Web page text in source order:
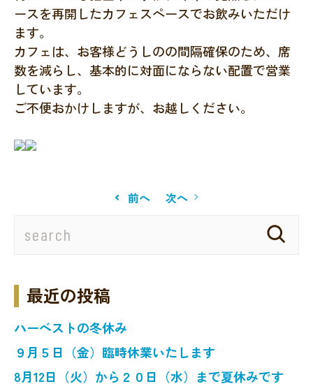
ースを再開したカフェスペースでお飲みいただけ
ます。
カフェは、お客様どうしのの間隔確保のため、席
数を減らし、基本的に対面にならない配置で営業
しています。
ご不便おかけしますが、お越しください。
前へ 次へ
最近の投稿
ハーベストの冬休み
９月５日（金）臨時休業いたします
8月12日（火）から２０日（水）まで夏休みです